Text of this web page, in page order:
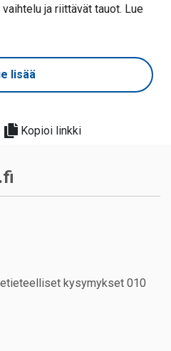
ja riittävät tauot. Lue
lisää
Kopioi linkki
kysymykset 010